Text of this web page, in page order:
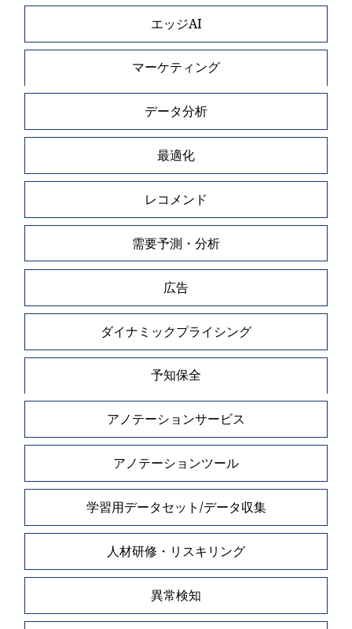
エッジAI
マーケティング
データ分析
最適化
レコメンド
需要予測・分析
広告
ダイナミックプライシング
予知保全
アノテーションサービス
アノテーションツール
学習用データセット/データ収集
人材研修・リスキリング
異常検知